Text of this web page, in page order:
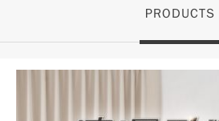
PRODUCTS